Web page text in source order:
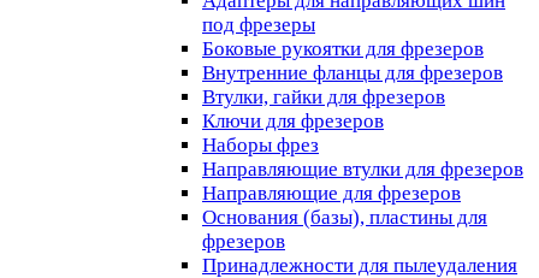
под фрезеры
Боковые рукоятки для фрезеров
Внутренние фланцы для фрезеров
Втулки, гайки для фрезеров
Ключи для фрезеров
Наборы фрез
Направляющие втулки для фрезеров
Направляющие для фрезеров
Основания (базы), пластины для
фрезеров
Принадлежности для пылеудаления